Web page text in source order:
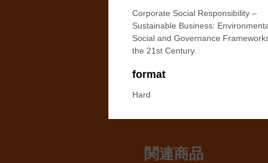
Corporate Social Responsibility –
Sustainable Business:
Social and Governance
the 21st Century.
format
Hard
関連商品